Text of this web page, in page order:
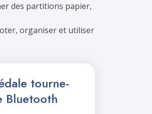
des partitions papier,
organiser et utiliser
tourne-
Bluetooth